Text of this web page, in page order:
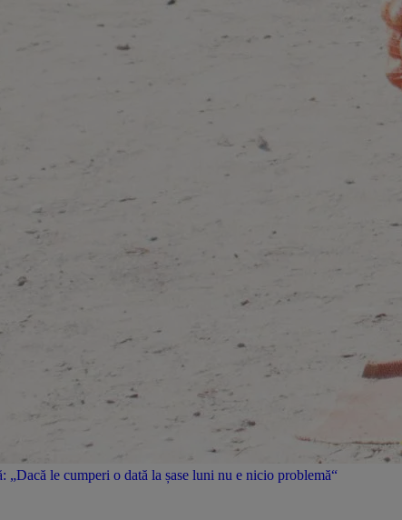
„Dacă le cumperi o dată la șase luni nu e nicio problemă“